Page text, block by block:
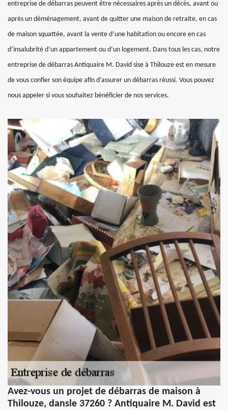
entreprise de débarras peuvent être nécessaires après un décès, avant ou
après un déménagement, avant de quitter une maison de retraite, en cas
de maison squattée, avant la vente d’une habitation ou encore en cas
d’insalubrité d’un appartement ou d’un logement. Dans tous les cas, notre
entreprise de débarras Antiquaire M. David sise à Thilouze est en mesure
de vous confier son équipe afin d’assurer un débarras réussi. Vous pouvez
nous appeler si vous souhaitez bénéficier de nos services.
Avez-vous un projet de débarras de maison à
Thilouze, dansle 37260 ? Antiquaire M. David est